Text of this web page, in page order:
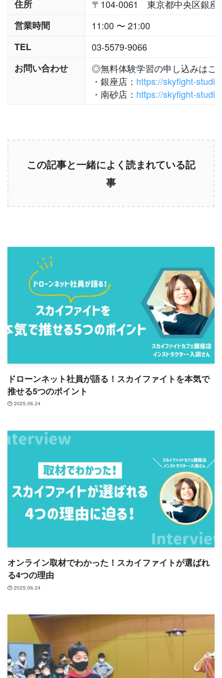
住所
〒104-0061 東京都中央区銀
営業時間
11:00 〜 21:00
TEL
03-5579-9066
お問い合わせ
◎無料体験学習の申し込みはこ
・銀座店： https://skyfight-
・南砂店： https://skyfight-
この記事と一緒によく読まれている記
事
ドローンネット社員が語る！スカイファイトを本気で
推せる5つのポイント
2025.06.24
オンライン取材でわかった！スカイファイトが選ばれ
る4つの理由
2025.06.24